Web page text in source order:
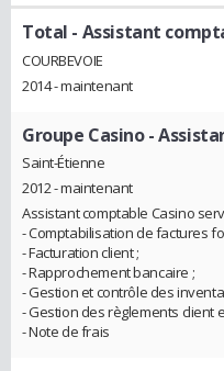
Total - Assistant
COURBEVOIE
2014 - maintenant
Groupe Casino-
Saint-Étienne
2012 - maintenant
Assistant comptable Casino
- Comptabilisation de factures
- Facturation client ;
- Rapprochement bancaire ;
- Gestion et contrôle des
- Gestion des règlements client
- Note de frais